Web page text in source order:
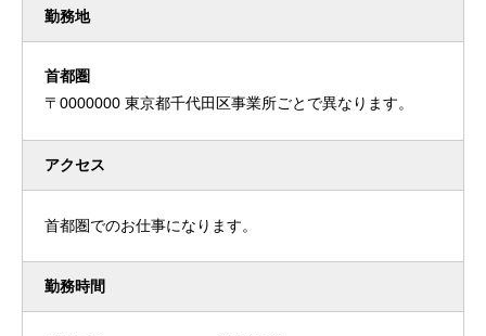
勤務地
首都圏
〒0000000 東京都千代田区事業所ごとで異なります。
アクセス
首都圏でのお仕事になります。
勤務時間